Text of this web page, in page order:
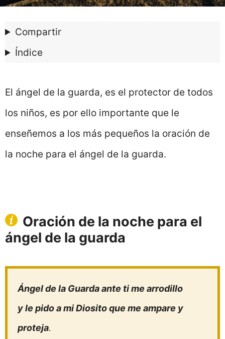
Compartir
Índice
El ángel de la guarda, es el protector de todos
los niños, es por ello importante que le
enseñemos a los más pequeños la oración de
la noche para el ángel de la guarda.
Oración de la noche para el
ángel de la guarda
Ángel de la Guarda ante ti me arrodillo
y le pido a mi Diosito que me ampare y
proteja.